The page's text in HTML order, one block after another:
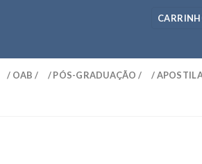
/ OAB / / PÓS-GRADUAÇÃO / /